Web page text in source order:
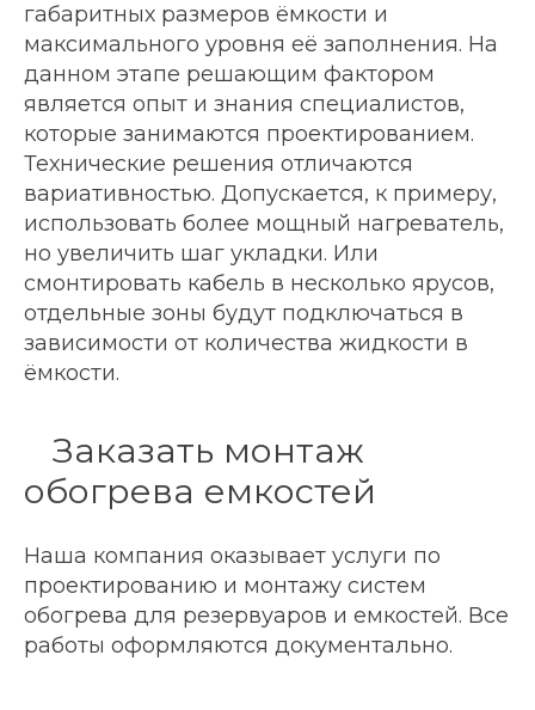
габаритных размеров ёмкости и
максимального уровня её заполнения. На
данном этапе решающим фактором
является опыт и знания специалистов,
которые занимаются проектированием.
Технические решения отличаются
вариативностью. Допускается, к примеру,
использовать более мощный нагреватель,
но увеличить шаг укладки. Или
смонтировать кабель в несколько ярусов,
отдельные зоны будут подключаться в
зависимости от количества жидкости в
ёмкости.
Заказать монтаж
обогрева емкостей
Наша компания оказывает услуги по
проектированию и монтажу систем
обогрева для резервуаров и емкостей. Все
работы оформляются документально.